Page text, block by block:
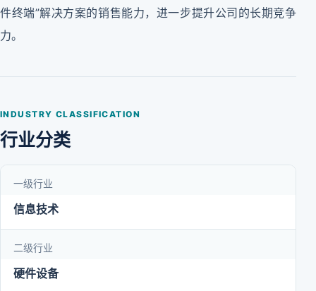
件终端”解决方案的销售能力，进一步提升公司的长期竞争
力。
INDUSTRY CLASSIFICATION
行业分类
一级行业
信息技术
二级行业
硬件设备